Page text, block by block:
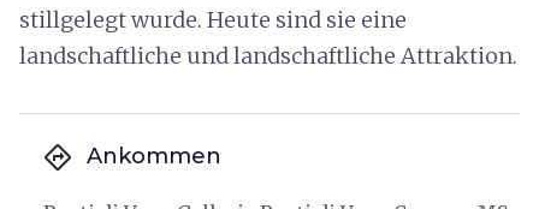
stillgelegt wurde. Heute sind sie eine
landschaftliche und landschaftliche Attraktion.
directions Ankommen